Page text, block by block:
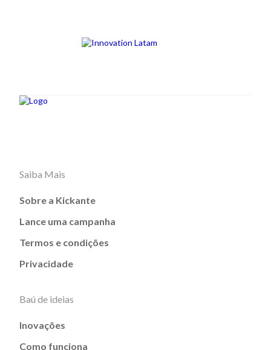
Saiba Mais
Sobre a Kickante
Lance uma campanha
Termos e condições
Privacidade
Baú de ideias
Inovações
Como funciona